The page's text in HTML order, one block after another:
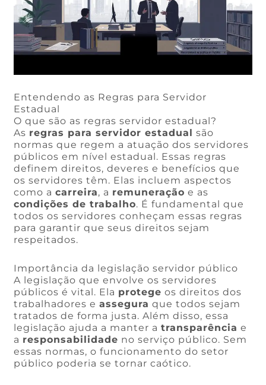
Entendendo as Regras para Servidor
Estadual
O que são as regras servidor estadual?
As regras para servidor estadual são
normas que regem a atuação dos servidores
públicos em nível estadual. Essas regras
definem direitos, deveres e benefícios que
os servidores têm. Elas incluem aspectos
como acarreira, a remuneração e as
condições de trabalho. É fundamental que
todos os servidores conheçam essas regras
para garantir que seus direitos sejam
respeitados.
Importância da legislação servidor público
A legislação que envolve os servidores
públicos é vital. Ela protege os direitos dos
trabalhadores eassegura que todos sejam
tratados de forma justa. Além disso, essa
legislação ajuda a manter atransparência e
a responsabilidade no serviço público. Sem
essas normas, o funcionamento do setor
público poderia se tornar caótico.